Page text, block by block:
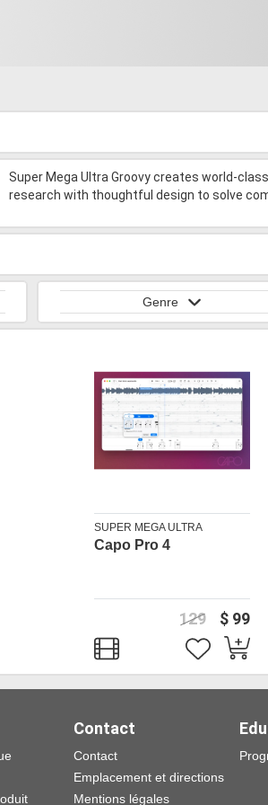
Super Mega Ultra Groovy creates world-
research with thoughtful design to solve
Genre
SUPER MEGA ULTRA
GROOVY
Capo Pro 4
$ 99
129
Contact
Contact
Emplacement et directions
Mentions légales